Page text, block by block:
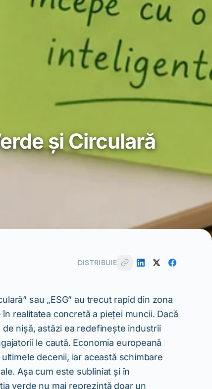
și Circulară
DISTRIBUIE
sau „ESG” au trecut rapid din zona
realitatea concretă a pieței muncii. Dacă
nișă, astăzi ea redefinește industrii
le caută. Economia europeană
decenii, iar această schimbare
Așa cum este subliniat și în
verde nu mai reprezintă doar un